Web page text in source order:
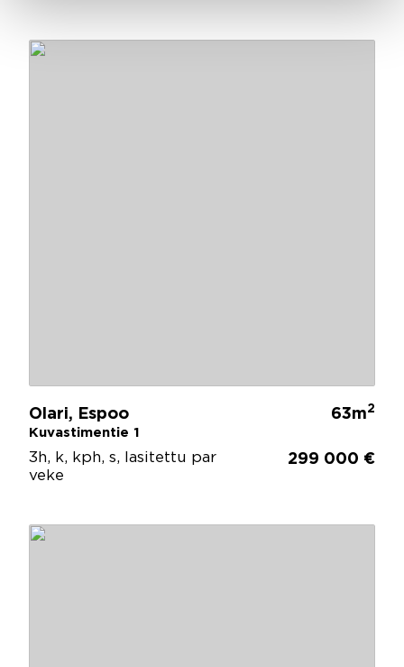
Olari, Espoo
Kuvastimentie 1
63m2
3h, k, kph, s, lasitettu par
veke
299 000 €